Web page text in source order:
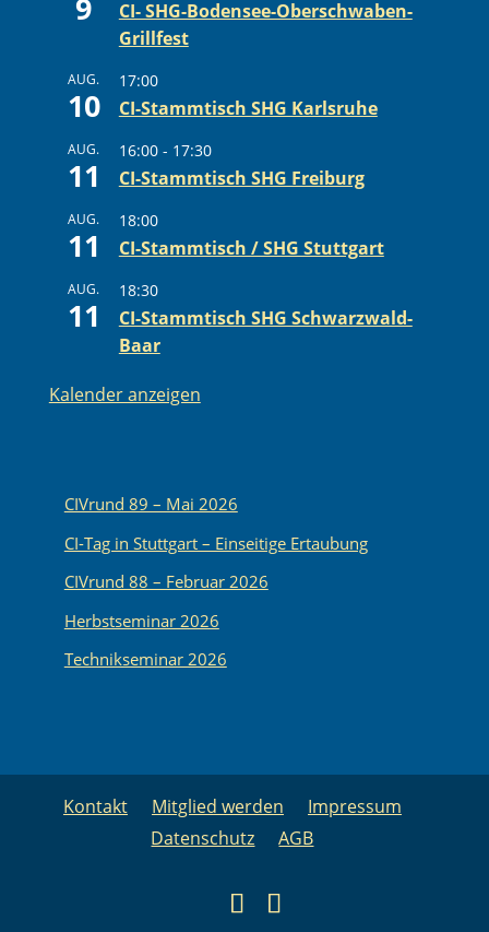
9
CI- SHG-Bodensee-Oberschwaben-
Grillfest
AUG.
10
17:00
CI-Stammtisch SHG Karlsruhe
AUG.
11
16:00- 17:30
CI-Stammtisch SHG Freiburg
AUG.
11
18:00
CI-Stammtisch / SHG Stuttgart
AUG.
11
18:30
CI-Stammtisch SHG Schwarzwald-
Baar
Kalender anzeigen
CIVrund 89 – Mai 2026
CI-Tag in Stuttgart – Einseitige Ertaubung
CIVrund 88 – Februar 2026
Herbstseminar 2026
Technikseminar 2026
Kontakt Mitglied werden
Impressum
Datenschutz
AGB